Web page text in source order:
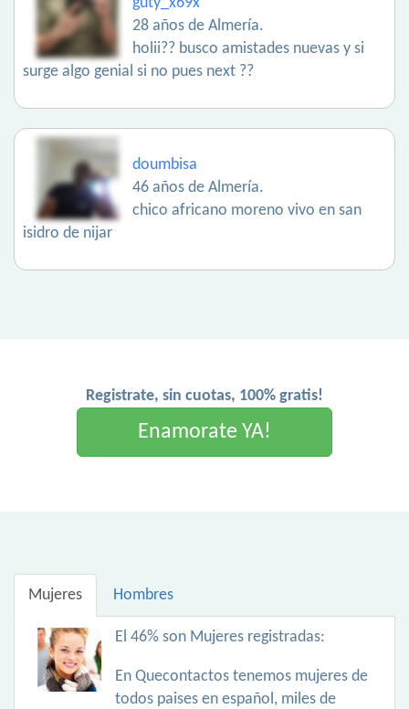
28 años de Almería.
holii?? busco amistades nuevas y si
surge algo genial si no pues next ??
doumbisa
46 años de Almería.
chico africano moreno vivo en san
isidro de nijar
Registrate, sin cuotas, 100% gratis!
Enamorate YA!
Mujeres Hombres
El 46% son Mujeres registradas:
En Quecontactos tenemos mujeres de
todos paises en español, miles de